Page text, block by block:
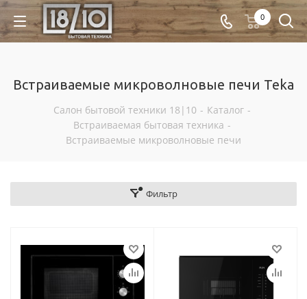
0
Встраиваемые микроволновые печи Teka
Салон бытовой техники 18|10 - Каталог -
Встраиваемая бытовая техника -
Встраиваемые микроволновые печи
Фильтр